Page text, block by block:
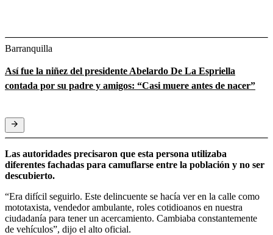
Barranquilla
Así fue la niñez del presidente Abelardo De La Espriella
contada por su padre y amigos: “Casi muere antes de nacer”
Las autoridades precisaron que esta persona utilizaba
diferentes fachadas para camuflarse entre la población y no ser
descubierto.
“Era difícil seguirlo. Este delincuente se hacía ver en la calle como
mototaxista, vendedor ambulante, roles cotidioanos en nuestra
ciudadanía para tener un acercamiento. Cambiaba constantemente
de vehículos”, dijo el alto oficial.